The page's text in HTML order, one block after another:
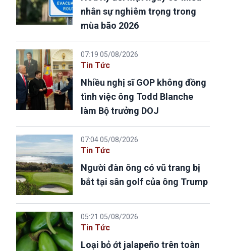
nhân sự nghiêm trọng trong
mùa bão 2026
07:19 05/08/2026
Tin Tức
Nhiều nghị sĩ GOP không đồng
tình việc ông Todd Blanche
làm Bộ trưởng DOJ
07:04 05/08/2026
Tin Tức
Người đàn ông có vũ trang bị
bắt tại sân golf của ông Trump
05:21 05/08/2026
Tin Tức
Loại bỏ ớt jalapeño trên toàn